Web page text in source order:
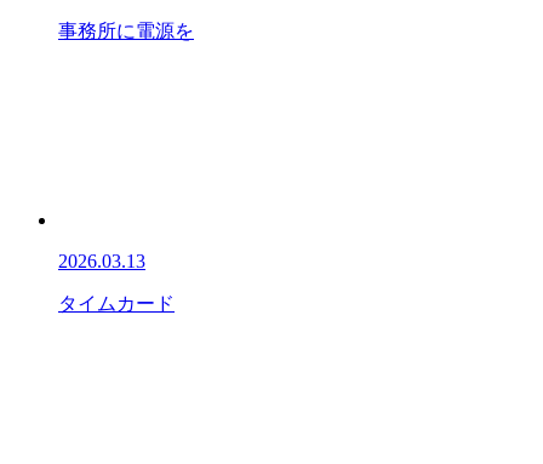
事務所に電源を
2026.03.13
タイムカード